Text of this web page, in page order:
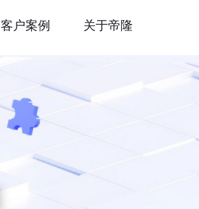
客户案例 关于帝隆